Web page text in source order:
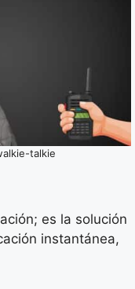
talkie
es la solución
instantánea,